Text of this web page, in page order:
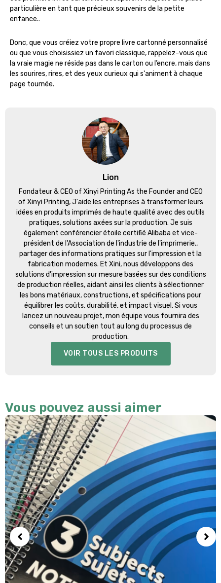
particulière en tant que précieux souvenirs de la petite
enfance..
Donc, que vous créiez votre propre livre cartonné personnalisé
ou que vous choisissiez un favori classique, rappelez-vous que
la vraie magie ne réside pas dans le carton ou l’encre, mais dans
les sourires, rires, et des yeux curieux qui s'animent à chaque
page tournée.
Lion
Fondateur &CEO of Xinyi Printing As the Founder and CEO
of Xinyi Printing, J'aide les entreprises à transformer leurs
idées en produits imprimés de haute qualité avec des outils
pratiques, solutions axées sur la production. Je suis
également conférencier étoile certifié Alibaba et vice-
président de l'Association de l'industrie de l'imprimerie.,
partager des informations pratiques sur l'impression et la
fabrication modernes. Et Xini, nous développons des
solutions d'impression sur mesure basées sur des conditions
de production réelles, aidant ainsi les clients à sélectionner
les bons matériaux, constructions, et spécifications pour
équilibrer les coûts, durabilité, et impact visuel. Si vous
lancez un nouveau projet, mon équipe vous fournira des
conseils et un soutien tout au long du processus de
production.
VOIR TOUS LES PRODUITS
Vous pouvez aussi aimer